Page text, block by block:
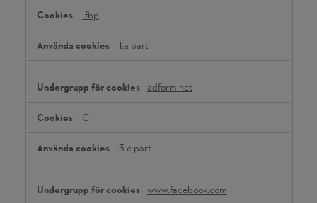
_fbp
1:a part
adform.net
C
3:e part
www.facebook.com